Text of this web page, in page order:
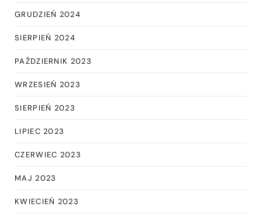
GRUDZIEŃ 2024
SIERPIEŃ 2024
PAŹDZIERNIK 2023
WRZESIEŃ 2023
SIERPIEŃ 2023
LIPIEC 2023
CZERWIEC 2023
MAJ 2023
KWIECIEŃ 2023